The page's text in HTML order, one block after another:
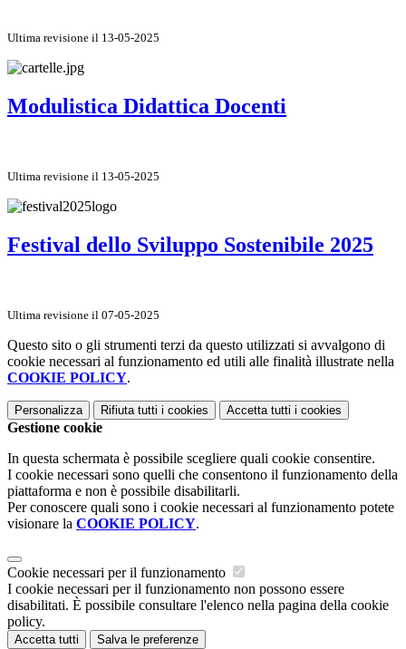
Ultima revisione il 13-05-2025
Modulistica Didattica Docenti
Ultima revisione il 13-05-2025
Festival dello Sviluppo Sostenibile 2025
Ultima revisione il 07-05-2025
Questo sito o gli strumenti terzi da questo utilizzati si avvalgono di
cookie necessari al funzionamento ed utili alle finalità illustrate nella
COOKIE POLICY.
Personalizza Rifiuta tutti i cookies Accetta tutti i cookies
Gestione cookie
In questa schermata è possibile scegliere quali cookie consentire.
I cookie necessari sono quelli che consentono il funzionamento della
piattaforma e non è possibile disabilitarli.
Per conoscere quali sono i cookie necessari al funzionamento potete
visionare la COOKIE POLICY.
Cookie necessari per il funzionamento
I cookie necessari per il funzionamento non possono essere
disabilitati. È possibile consultare l'elenco nella pagina della cookie
policy.
Accetta tutti Salva le preferenze